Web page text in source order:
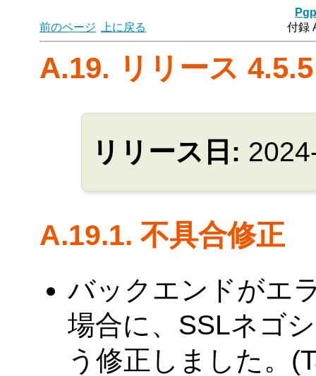
前のページ
上に戻る 付録
A.19. リリース 4.5.5
リリース日:
A.19.1. 不具合修正
バックエンドがエ
場合に、SSLネゴ
う修正しました。